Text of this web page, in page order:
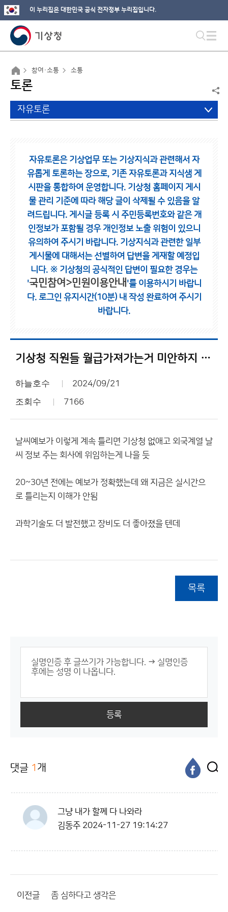
이 누리집은 대한민국 공식 전자정부 누리집입니다.
참여·소통 소통
토론
자유토론
자유토론은 기상업무 또는 기상지식과 관련해서 자
유롭게 토론하는 장으로, 기존 자유토론과 지식샘 게
시판을 통합하여 운영합니다. 기상청 홈페이지 게시
물 관리 기준에 따라 해당 글이 삭제될 수 있음을 알
려드립니다. 게시글 등록 시 주민등록번호와 같은 개
인정보가 포함될 경우 개인정보 노출 위험이 있으니
유의하여 주시기 바랍니다. 기상지식과 관련한 일부
게시물에 대해서는 선별하여 답변을 게재할 예정입
니다. ※ 기상청의 공식적인 답변이 필요한 경우는
'국민참여>민원이용안내 '를 이용하시기 바랍니
다. 로그인 유지시간(10분) 내 작성 완료하여 주시기
바랍니다.
기상청 직원들 월급가져가는거 미안하지 않나요?
하늘호수 2024/09/21
조회수 7166
날씨예보가 이렇게 계속 틀리면 기상청 없애고 외국계열 날
씨 정보 주는 회사에 위임하는게 나을 듯
20~30년 전에는 예보가 정확했는데 왜 지금은 실시간으
로 틀리는지 이해가 안됨
과학기술도 더 발전했고 장비도 더 좋아졌을 텐데
목록
등록
댓글 1 개
그냥 내가 할께 다 나와라
김동주 2024-11-27 19:14:27
이전글 좀 심하다고 생각은